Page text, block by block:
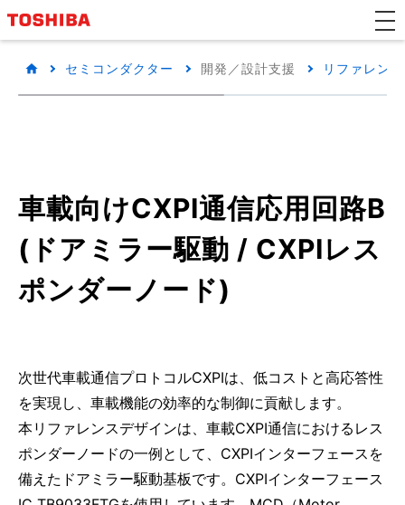
セミコンダクター 開発／設計支援 リファレン
車載向けCXPI通信応用回路B
(ドアミラー駆動 / CXPIレス
ポンダーノード)
次世代車載通信プロトコルCXPIは、低コストと高応答性
を実現し、車載機能の効率的な制御に貢献します。
本リファレンスデザインは、車載CXPI通信におけるレス
ポンダーノードの一例として、CXPIインターフェースを
備えたドアミラー駆動基板です。CXPIインターフェース